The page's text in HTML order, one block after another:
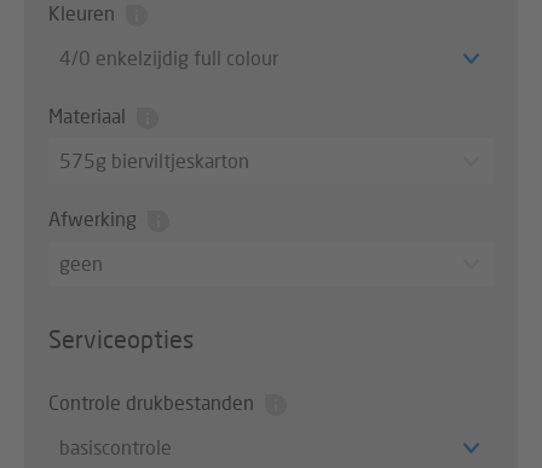
Kleuren
4/0 enkelzijdig full colour
Materiaal
575g bierviltjeskarton
Afwerking
geen
Serviceopties
Controle drukbestanden
basiscontrole